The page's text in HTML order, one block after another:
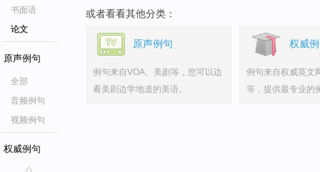
书面语
论文
原声例句
全部
音频例句
视频例句
权威例句
或者看看其他分类：
原声例句
例句来自VOA、美剧等，您可以边
看美剧边学地道的美语。
权威
例句来自权威英文
等，提供最专业的